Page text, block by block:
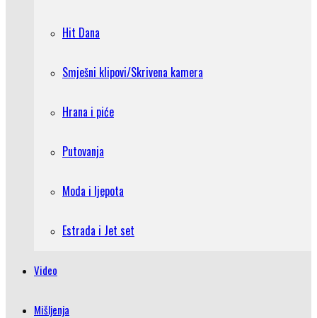
Hit Dana
Smješni klipovi/Skrivena kamera
Hrana i piće
Putovanja
Moda i ljepota
Estrada i Jet set
Video
Mišljenja